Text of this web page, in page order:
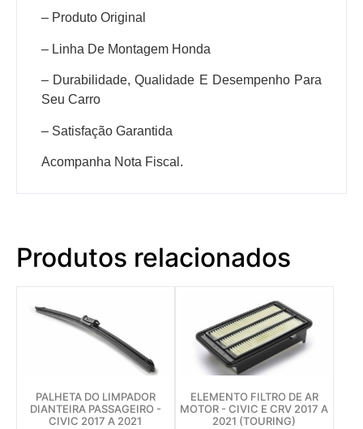
– Produto Original
– Linha De Montagem Honda
– Durabilidade, Qualidade E Desempenho Para
Seu Carro
– Satisfação Garantida
Acompanha Nota Fiscal.
Produtos relacionados
PALHETA DO LIMPADOR
DIANTEIRA PASSAGEIRO -
CIVIC 2017 A 2021
ELEMENTO FILTRO DE AR
MOTOR - CIVIC E CRV 2017 A
2021 (TOURING)